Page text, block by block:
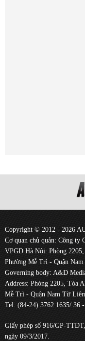
Copyright © 2012 - 2026
Cơ quan chủ quản: Công ty
VPGD Hà Nội: Phòng
Phường Mễ Trì - Quận
Governing body: A&D
Address: Phòng 2205, Tòa
Mễ Trì - Quận Nam Từ
Tel: (84-24) 3762 1635/ 36
Giấy phép số 916/GP-
ngày 09/3/2017.